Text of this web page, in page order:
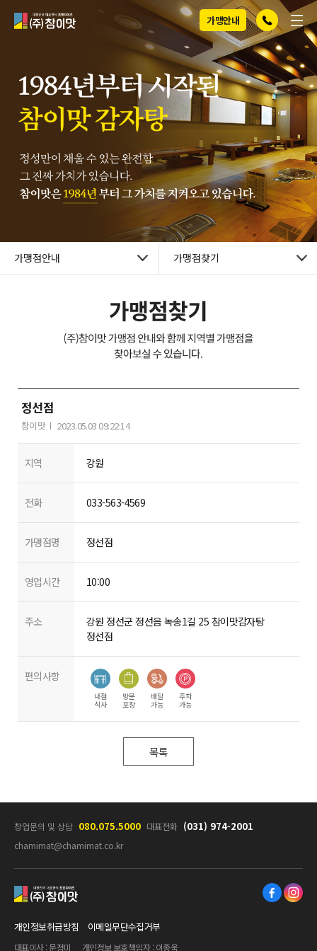
(주)참이맛 전화걸기
메
가맹안내
가맹점안내 가맹점찾기
정선점
참이맛 2023.05.03 09:22:14
지역 강원
전화 033-563-4569
가맹점명 정선점
영업시간 10:00
주소
강원 정선군 정선읍 녹송1길 25 참이맛감자탕
정선점
편의사항
내점
식사
방문
포장
배달
가능
주차
가능
목록
창업문의 및 상담 080.075.5000 대표전화 (031) 974-2001
chamimat@chamimat.co.kr
참이맛
개인정보취급방침 이메일무단수집거부
대표이사 : 문정미
개인정보 보호책임자 : 이종욱